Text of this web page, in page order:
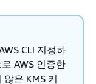
CLI 지정하
AWS 인증한
은 KMS 키